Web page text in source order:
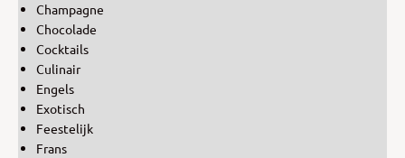
Champagne
Chocolade
Cocktails
Culinair
Engels
Exotisch
Feestelijk
Frans